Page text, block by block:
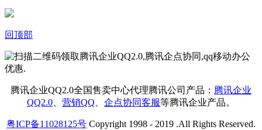
回顶部
腾讯企业QQ2.0全国售卖中心代理腾讯公司产品： 腾讯企业
QQ2.0
营销QQ 企点协同客服等腾讯企业产品。
粤ICP备11028125号 Copyright 1998 - 2019 .All Rights Reserved.